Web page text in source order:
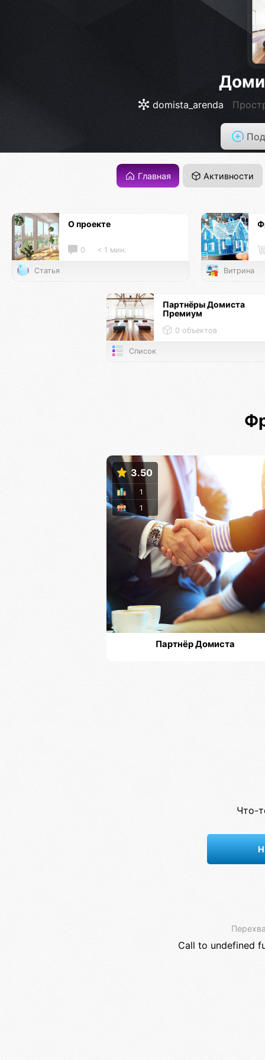
domista_arenda
Главная Активности
О проекте
0 < 1 мин.
Статья Витрина
Партнёры Домиста
Премиум
0 объектов
Список
3.50
1
1
Партнёр Домиста
Что-
Call to undefined